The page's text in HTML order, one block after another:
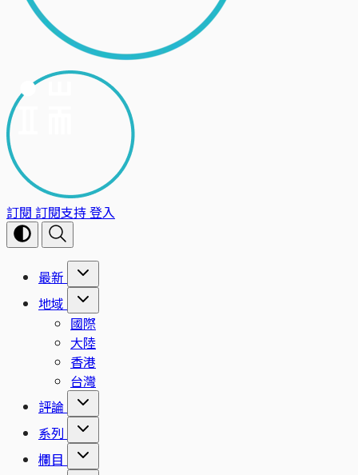
訂閱 訂閱支持登入
最新
地域
國際
大陸
香港
台灣
評論
系列
欄目